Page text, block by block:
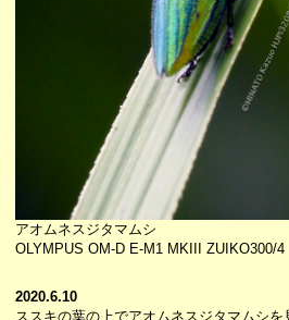
アオムネスジタマムシ
OLYMPUS OM-D E-M1 MKIII ZUIKO300/4
2020.6.10
ススキの葉の上でアオムネスジタマムシを